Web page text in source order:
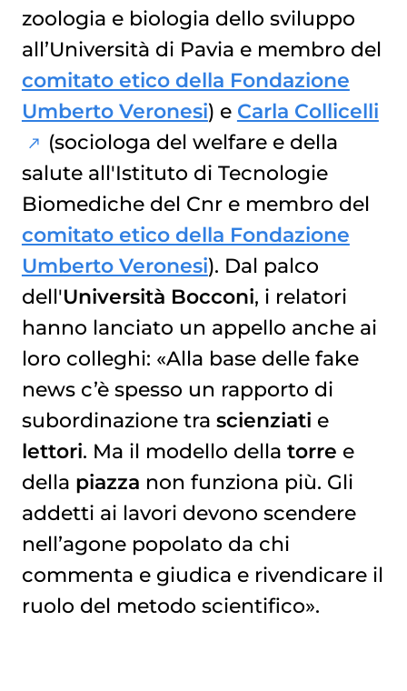
zoologia e biologia dello sviluppo
all’Università di Pavia e membro del
comitato etico della Fondazione
Umberto Veronesi) e Carla Collicelli
(sociologa del welfare e della
salute all'Istituto di Tecnologie
Biomediche del Cnr e membro del
comitato etico della Fondazione
Umberto Veronesi). Dal palco
dell'Università Bocconi, i relatori
hanno lanciato un appello anche ai
loro colleghi: «Alla base delle fake
news c’è spesso un rapporto di
subordinazione tra scienziati e
lettori. Ma il modello della torre e
della piazza non funziona più. Gli
addetti ai lavori devono scendere
nell’agone popolato da chi
commenta e giudica e rivendicare il
ruolo del metodo scientifico».